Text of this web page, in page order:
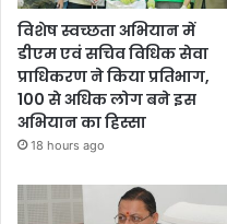
विशेष स्वच्छता अभियान में
डीएम एवं सचिव विधिक सेवा
प्राधिकरण ने किया प्रतिभाग,
100 से अधिक लोग बने इस
अभियान का हिस्सा
18 hours ago